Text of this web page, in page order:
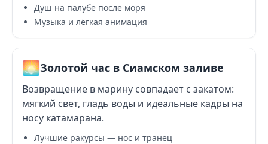
Душ на палубе после моря
Музыка и лёгкая анимация
🌅Золотой час в Сиамском заливе
Возвращение в марину совпадает с закатом:
мягкий свет, гладь воды и идеальные кадры на
носу катамарана.
Лучшие ракурсы — нос и транец